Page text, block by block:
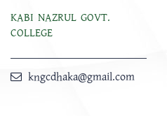
KABI NAZRUL GOVT.
COLLEGE
kngcdhaka@gmail.com